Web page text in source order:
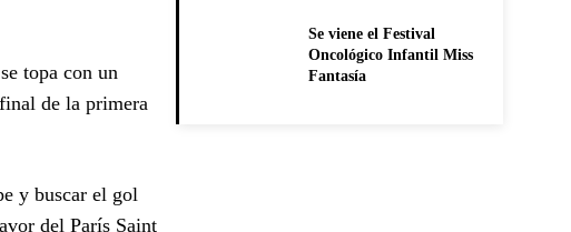
topa con un
de la primera
y buscar el gol
del París Saint
Se viene el Festival
Oncológico Infantil Miss
Fantasía